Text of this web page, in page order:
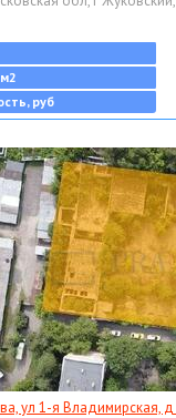
руб
ул 1-я Владимирская, д